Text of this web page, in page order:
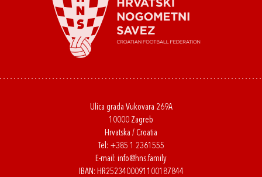
Ulica grada Vukovara 269A
10000 Zagreb
Hrvatska / Croatia
Tel: +385 1 2361555
E-mail: info@hns.family
IBAN: HR2523400091100187844